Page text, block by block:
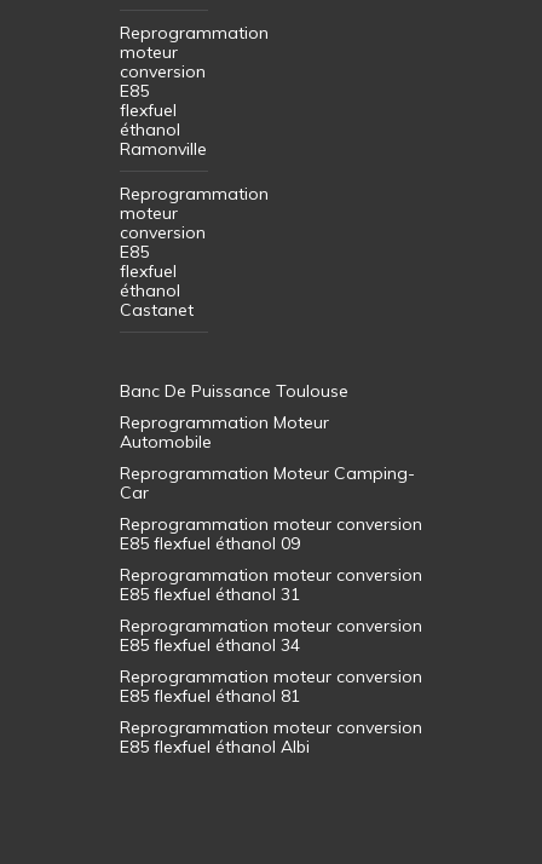
Reprogrammation
moteur
conversion
E85
flexfuel
éthanol
Ramonville
Reprogrammation
moteur
conversion
E85
flexfuel
éthanol
Castanet
Banc De Puissance Toulouse
Reprogrammation Moteur
Automobile
Reprogrammation Moteur Camping-
Car
Reprogrammation moteur conversion
E85 flexfuel éthanol 09
Reprogrammation moteur conversion
E85 flexfuel éthanol 31
Reprogrammation moteur conversion
E85 flexfuel éthanol 34
Reprogrammation moteur conversion
E85 flexfuel éthanol 81
Reprogrammation moteur conversion
E85 flexfuel éthanol Albi